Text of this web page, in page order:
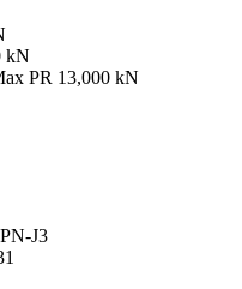
kN
PR 13,000 kN
J3